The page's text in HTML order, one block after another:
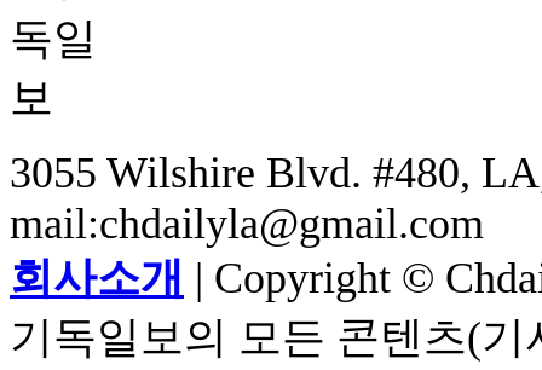
3055 Wilshire Blvd. #480,
mail:chdailyla@gmail.com
회사소개 | Copyright ©
기독일보의 모든 콘텐츠(